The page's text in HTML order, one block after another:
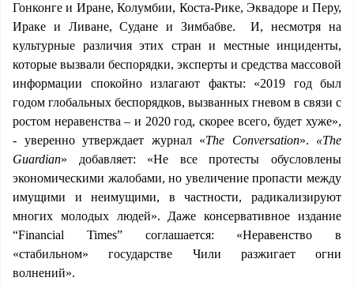
Гонконге и Иране, Колумбии, Коста-Рике, Эквадоре и Перу,
Ираке и Ливане, Судане и Зимбабве. И, несмотря на
культурные различия этих стран и местные инциденты,
которые вызвали беспорядки, эксперты и средства массовой
информации спокойно излагают факты: «2019 год был
годом глобальных беспорядков, вызванных гневом в связи с
ростом неравенства – и 2020 год, скорее всего, будет хуже»,
- уверенно утверждает журнал «The Conversation». «The
Guardian» добавляет: «Не все протесты обусловлены
экономическими жалобами, но увеличение пропасти между
имущими и неимущими, в частности, радикализируют
многих молодых людей». Даже консервативное издание
“Financial Times” соглашается: «Неравенство в
«стабильном» государстве Чили разжигает огни
волнений».